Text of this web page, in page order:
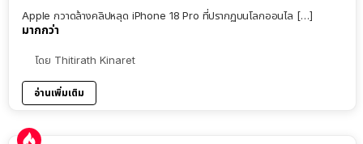
Apple กวาดล้างคลิปหลุด iPhone 18 Pro ที่ปรากฏบนโลกออนไล […]
มากกว่า
โดย Thitirath Kinaret
อ่านเพิ่มเติม